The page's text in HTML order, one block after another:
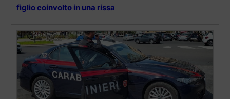
figlio coinvolto in una rissa